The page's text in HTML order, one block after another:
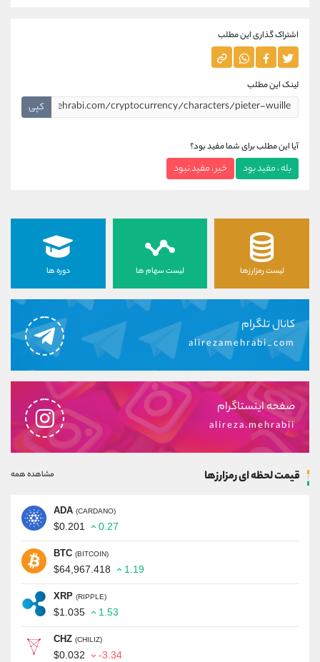
اشتراک گذاری این مطلب
لینک این مطلب
کپی
آیا این مطلب برای شما مفید بود؟
بله ، مفید بود خیر ، مفید نبود
لیست رمزارزها لیست سهام ها دوره ها
کانال تلگرام
alirezamehrabi_com
صفحه اینستاگرام
alireza.mehrabii
قیمت لحظه ای رمزارزها مشاهده همه
ADA (CARDANO)
$0.201 0.27
BTC (BITCOIN)
$64,967.418 1.19
XRP (RIPPLE)
$1.035 1.53
CHZ (CHILIZ)
$0.032 -3.34